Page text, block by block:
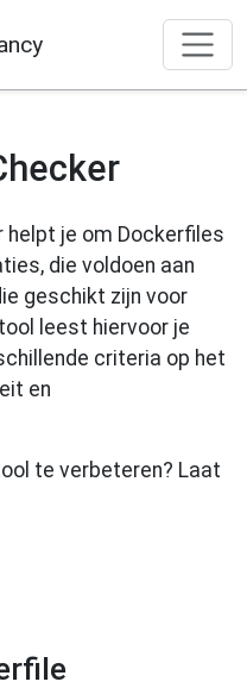
helpt je om Dockerfiles
die voldoen aan
geschikt zijn voor
leest hiervoor je
criteria op het
en
te verbeteren? Laat